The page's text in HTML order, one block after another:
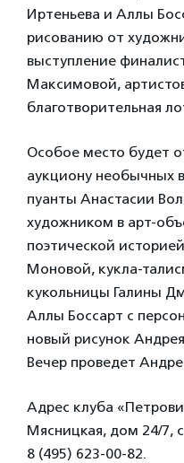
Иртеньева и Аллы
рисованию от
выступление
Максимовой,
благотворительная
Особое место будет
аукциону необычных
пуанты Анастасии
художником в арт-
поэтической
Моновой, кукла-
кукольницы Галины
Аллы Боссарт с
новый рисунок
Вечер проведет
Адрес клуба
Мясницкая, дом 24/7,
8 (495) 623-00-82.